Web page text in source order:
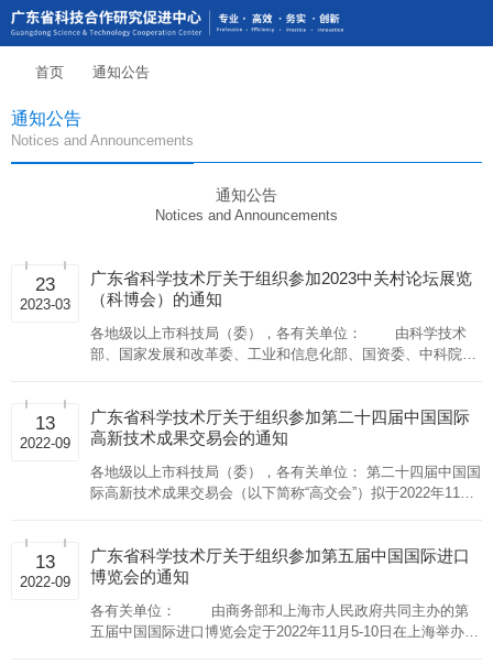
首页 通知公告
通知公告
Notices and Announcements
通知公告
Notices and Announcements
23
2023-03
广东省科学技术厅关于组织参加2023中关村论坛展览
（科博会）的通知
各地级以上市科技局（委），各有关单位： 由科学技术
部、国家发展和改革委、工业和信息化部、国资委、中科院、
13
2022-09
广东省科学技术厅关于组织参加第二十四届中国国际
高新技术成果交易会的通知
各地级以上市科技局（委），各有关单位： 第二十四届中国国
际高新技术成果交易会（以下简称“高交会”）拟于2022年11月
新技术成果转化、经济技术交流与合作的重要作用。根据省政
府要求，由省科学技术厅继续牵头组织广东科技展团参加本届
时间：2022年11月15-19日（拟） 地点：深圳会展中心
二、广东展区位置 深圳会展中心9号馆 三、项目及活
13
2022-09
广东省科学技术厅关于组织参加第五届中国国际进口
博览会的通知
各有关单位： 由商务部和上海市人民政府共同主办的第
五届中国国际进口博览会定于2022年11月5-10日在上海举办。